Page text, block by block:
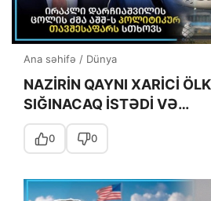
Ana səhifə / Dünya
NAZİRİN QAYNI XARİCİ
SIĞINACAQ İSTƏDİ VƏ…
0 0